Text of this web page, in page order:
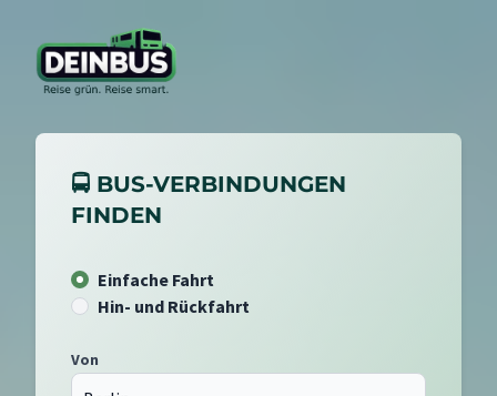
🚍 BUS-VERBINDUNGEN
FINDEN
Einfache Fahrt
Hin- und Rückfahrt
Von